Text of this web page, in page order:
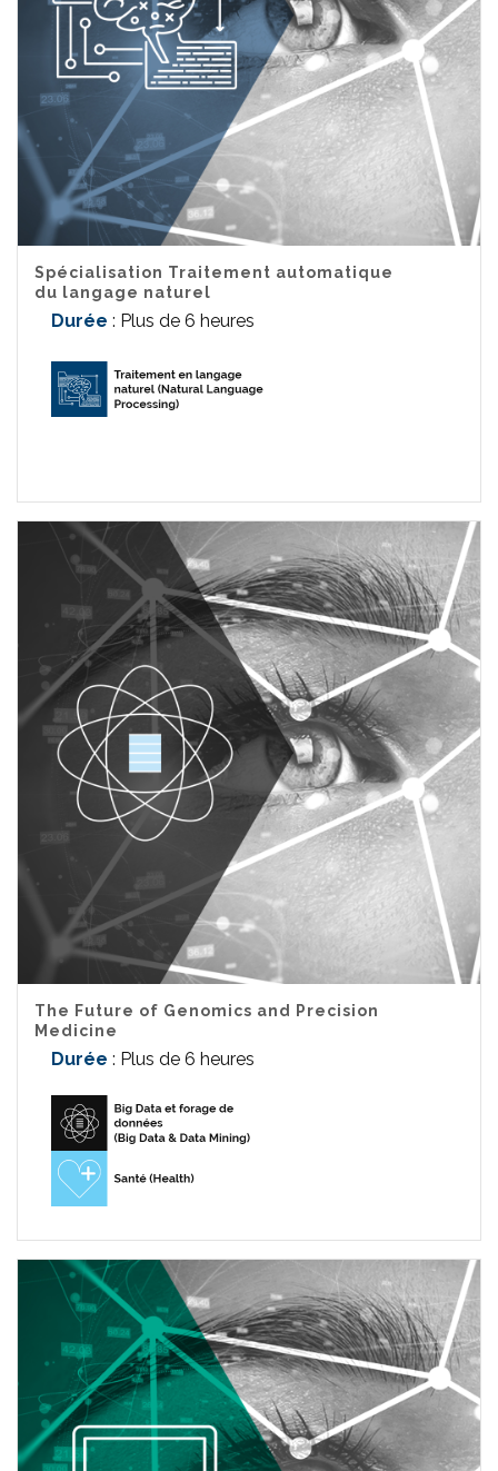
Spécialisation Traitement automatique
du langage naturel
Durée : Plus de 6 heures
The Future of Genomics and Precision
Medicine
Durée : Plus de 6 heures